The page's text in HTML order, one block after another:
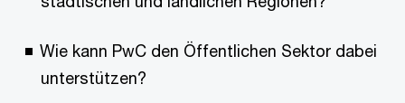
Wie kann PwC den Öffentlichen Sektor dabei
unterstützen?